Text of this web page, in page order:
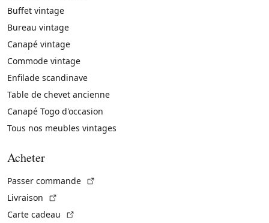
Buffet vintage
Bureau vintage
Canapé vintage
Commode vintage
Enfilade scandinave
Table de chevet ancienne
Canapé Togo d'occasion
Tous nos meubles vintages
Acheter
Passer commande
Livraison
Carte cadeau